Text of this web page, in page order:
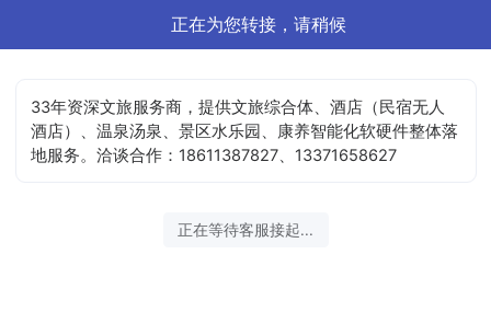
正在为您转接，请稍候
33年资深文旅服务商，提供文旅综合体、酒店（民宿无人
酒店）、温泉汤泉、景区水乐园、康养智能化软硬件整体落
地服务。洽谈合作：18611387827、13371658627
正在等待客服接起...